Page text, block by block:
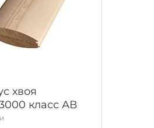
хвоя
класс АВ